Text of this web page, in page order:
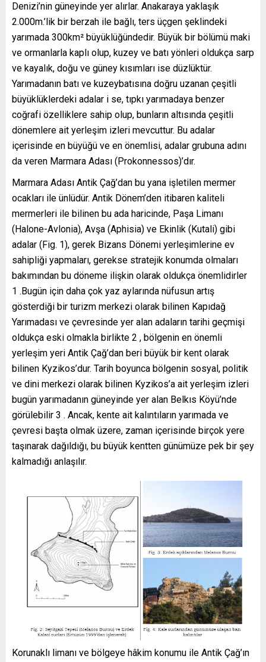
Denizi’nin güneyinde yer alırlar. Anakaraya yaklaşık
2.000m.’lik bir berzah ile bağlı, ters üçgen şeklindeki
yarımada 300km² büyüklüğündedir. Büyük bir bölümü maki
ve ormanlarla kaplı olup, kuzey ve batı yönleri oldukça sarp
ve kayalık, doğu ve güney kısımları ise düzlüktür.
Yarımadanın batı ve kuzeybatısına doğru uzanan çeşitli
büyüklüklerdeki adalar i se, tıpkı yarımadaya benzer
coğrafi özelliklere sahip olup, bunların altısında çeşitli
dönemlere ait yerleşim izleri mevcuttur. Bu adalar
içerisinde en büyüğü ve en önemlisi, adalar grubuna adını
da veren Marmara Adası (Prokonnessos)’dır.
Marmara Adası Antik Çağ’dan bu yana işletilen mermer
ocakları ile ünlüdür. Antik Dönem’den itibaren kaliteli
mermerleri ile bilinen bu ada haricinde, Paşa Limanı
(Halone-Avlonia), Avşa (Aphisia) ve Ekinlik (Kutali) gibi
adalar (Fig. 1), gerek Bizans Dönemi yerleşimlerine ev
sahipliği yapmaları, gerekse stratejik konumda olmaları
bakımından bu döneme ilişkin olarak oldukça önemlidirler
1 .Bugün için daha çok yaz aylarında nüfusun artış
gösterdiği bir turizm merkezi olarak bilinen Kapıdağ
Yarımadası ve çevresinde yer alan adaların tarihi geçmişi
oldukça eski olmakla birlikte 2 , bölgenin en önemli
yerleşim yeri Antik Çağ’dan beri büyük bir kent olarak
bilinen Kyzikos’dur. Tarih boyunca bölgenin sosyal, politik
ve dini merkezi olarak bilinen Kyzikos’a ait yerleşim izleri
bugün yarımadanın güneyinde yer alan Belkıs Köyü’nde
görülebilir 3 . Ancak, kente ait kalıntıların yarımada ve
çevresi başta olmak üzere, zaman içerisinde birçok yere
taşınarak dağıldığı, bu büyük kentten günümüze pek bir şey
kalmadığı anlaşılır.
Korunaklı limanı ve bölgeye hâkim konumu ile Antik Çağ’ın